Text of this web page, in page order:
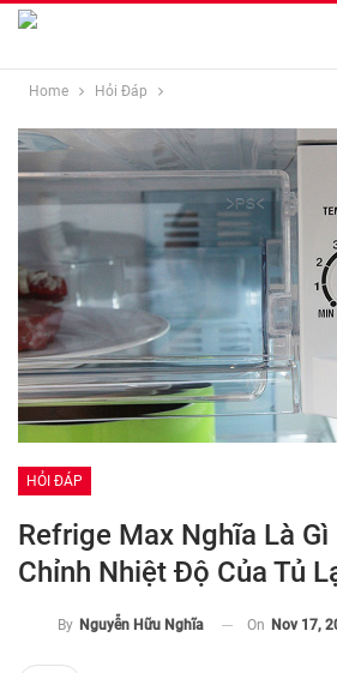
Home Hỏi Đáp
HỎI ĐÁP
Refrige Max Nghĩa Là
Chỉnh Nhiệt Độ Của Tủ
By Nguyễn Hữu Nghĩa On Nov 17,